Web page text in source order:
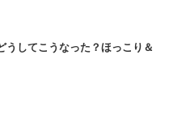
うしてこうなった？ほっこり＆